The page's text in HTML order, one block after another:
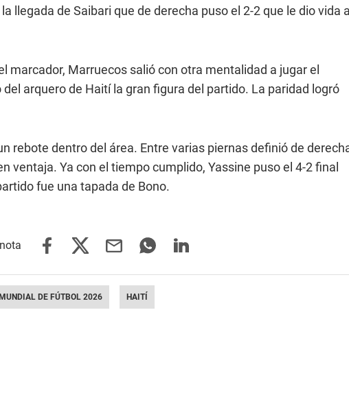
llegada de Saibari que de derecha puso el 2-2 que le dio vida al
marcador, Marruecos salió con otra mentalidad a jugar el
arquero de Haití la gran figura del partido. La paridad logró
rebote dentro del área. Entre varias piernas definió de
ventaja. Ya con el tiempo cumplido, Yassine puso el 4-2 final
fue una tapada de Bono.
DE FÚTBOL 2026 HAITÍ